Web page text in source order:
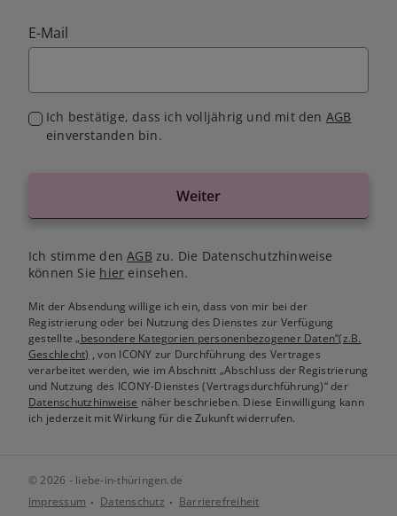
E-Mail
Ich bestätige, dass ich volljährig und mit den AGB
einverstanden bin.
Weiter
Ich stimme denAGB zu. Die Datenschutzhinweise
können Sie hier einsehen.
Mit der Absendung willige ich ein, dass von mir bei der
Registrierung oder bei Nutzung des Dienstes zur Verfügung
gestellte„besondere Kategorien personenbezogener Daten“(z.B.
Geschlecht) , von ICONY zur Durchführung des Vertrages
verarbeitet werden, wie im Abschnitt „Abschluss der Registrierung
und Nutzung des ICONY-Dienstes (Vertragsdurchführung)“ der
Datenschutzhinweise näher beschrieben. Diese Einwilligung kann
ich jederzeit mit Wirkung für die Zukunft widerrufen.
© 2026 - liebe-in-thüringen.de
Impressum
Datenschutz Barrierefreiheit